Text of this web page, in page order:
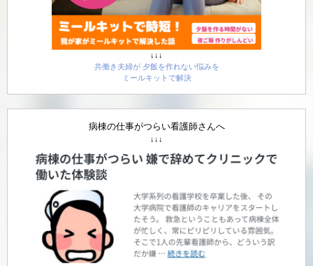
↓↓↓
共働き夫婦が 夕飯を作れない悩みを
ミールキットで解決
病棟の仕事がつらい看護師さんへ
↓↓↓